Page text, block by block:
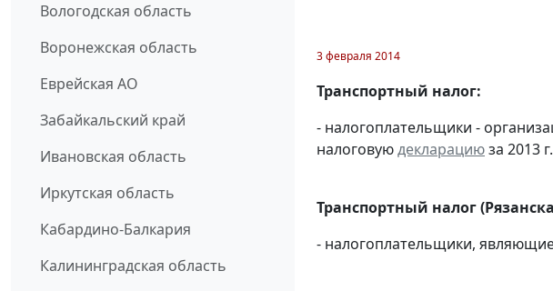
Вологодская область
Воронежская область
Еврейская АО
Забайкальский край
Ивановская область
Иркутская область
Кабардино-Балкария
Калининградская область
3 февраля 2014
Транспортный налог:
- налогоплательщики -
налоговуюдекларациюза 2013 г.
Транспортный налог
- налогоплательщики,